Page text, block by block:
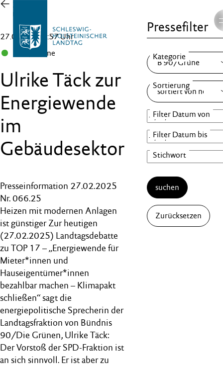
Zur
Übersicht
27.02.25 , 15:57 Uhr
B 90/Grüne
Ulrike Täck zur
Energiewende
im
Gebäudesektor
Presseinformation 27.02.2025
Nr. 066.25
Heizen mit modernen Anlagen
ist günstiger Zur heutigen
(27.02.2025) Landtagsdebatte
zu TOP 17 – „Energiewende für
Mieter*innen und
Hauseigentümer*innen
bezahlbar machen – Klimapakt
schließen“ sagt die
energiepolitische Sprecherin der
Landtagsfraktion von Bündnis
90/Die Grünen, Ulrike Täck:
Der Vorstoß der SPD-Fraktion ist
an sich sinnvoll. Er ist aber zu
Pressefilter
suchen
Zurücksetzen